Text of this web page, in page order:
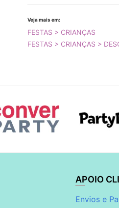
Veja mais em:
FESTAS > CRIANÇAS
FESTAS > CRIANÇAS >
APOIO
Envios e